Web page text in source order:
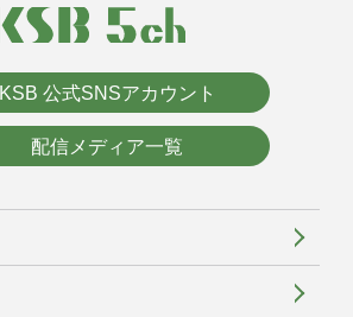
KSB 公式SNSアカウント
配信メディア一覧